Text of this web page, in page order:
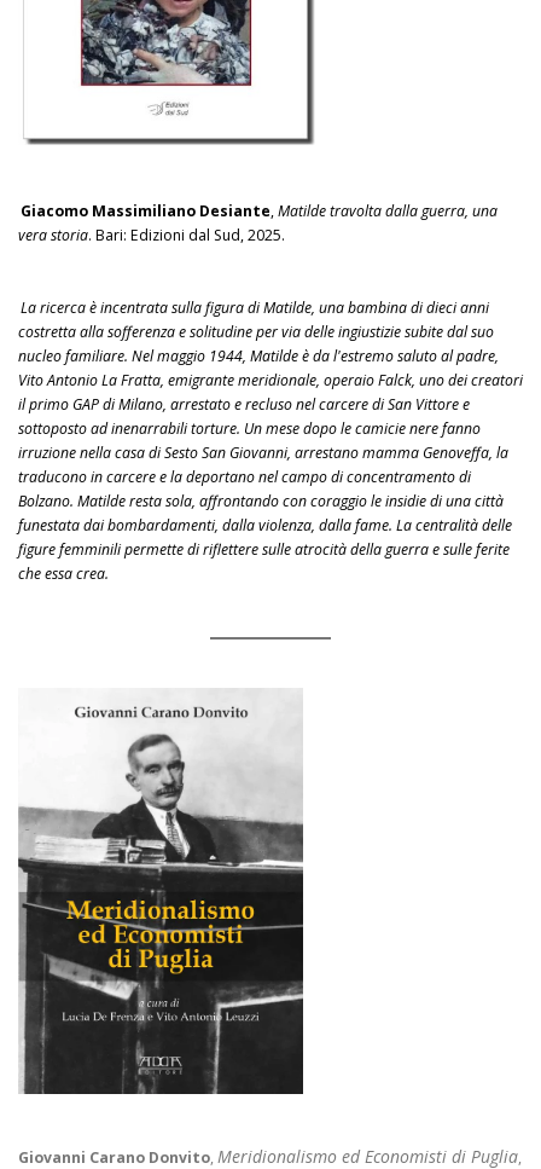
Giacomo Massimiliano Desiante,Matilde travolta dalla guerra, una
vera storia. Bari: Edizioni dal Sud, 2025.
La ricerca è incentrata sulla figura di Matilde, una bambina di dieci anni
costretta alla sofferenza e solitudine per via delle ingiustizie subite dal suo
nucleo familiare. Nel maggio 1944, Matilde è da l'estremo saluto al padre,
Vito Antonio La Fratta, emigrante meridionale, operaio Falck, uno dei creatori
il primo GAP di Milano, arrestato e recluso nel carcere di San Vittore e
sottoposto ad inenarrabili torture. Un mese dopo le camicie nere fanno
irruzione nella casa di Sesto San Giovanni, arrestano mamma Genoveffa, la
traducono in carcere e la deportano nel campo di concentramento di
Bolzano. Matilde resta sola, affrontando con coraggio le insidie di una città
funestata dai bombardamenti, dalla violenza, dalla fame. La centralità delle
figure femminili permette di riflettere sulle atrocità della guerra e sulle ferite
che essa crea.
Giovanni Carano Donvito, Meridionalismo ed Economisti di Puglia,